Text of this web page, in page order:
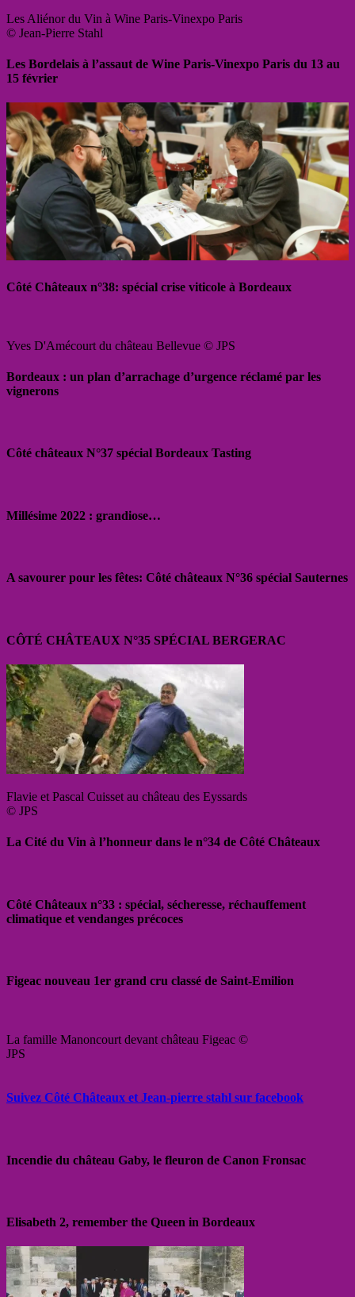
Les Aliénor du Vin à Wine Paris-Vinexpo Paris
© Jean-Pierre Stahl
Les Bordelais à l’assaut de Wine Paris-Vinexpo Paris du 13 au
15 février
Côté Châteaux n°38: spécial crise viticole à Bordeaux
Yves D'Amécourt du château Bellevue © JPS
Bordeaux : un plan d’arrachage d’urgence réclamé par les
vignerons
Côté châteaux N°37 spécial Bordeaux Tasting
Millésime 2022 : grandiose…
A savourer pour les fêtes: Côté châteaux N°36 spécial Sauternes
CÔTÉ CHÂTEAUX N°35 SPÉCIAL BERGERAC
Flavie et Pascal Cuisset au château des Eyssards
© JPS
La Cité du Vin à l’honneur dans le n°34 de Côté Châteaux
Côté Châteaux n°33 : spécial, sécheresse, réchauffement
climatique et vendanges précoces
Figeac nouveau 1er grand cru classé de Saint-Emilion
La famille Manoncourt devant château Figeac ©
JPS
Suivez Côté Châteaux et Jean-pierre stahl sur facebook
Incendie du château Gaby, le fleuron de Canon Fronsac
Elisabeth 2, remember the Queen in Bordeaux